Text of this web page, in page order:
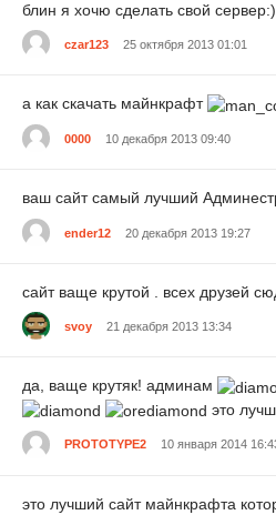
блин я хочю сделать свой
czar123 25 октября 2013 01:01
а как скачать майнкрафт
0000 10 декабря 2013 09:40
ваш сайт самый лучший
ender12 20 декабря 2013 19:27
сайт ваще крутой . всех друзей
svoy 21 декабря 2013 13:34
да, ваще крутяк! админам
это
PROTOTYPE2 10 января 2014
это лучший сайт майнкрафта